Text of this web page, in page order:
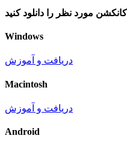
Windows
دریافت و آموزش
Macintosh
دریافت و آموزش
Android